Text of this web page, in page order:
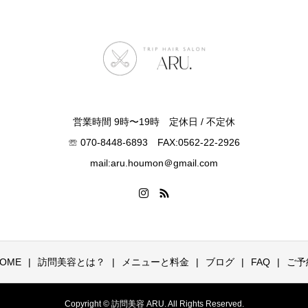
営業時間 9時〜19時 定休日 / 不定休
☏ 070-8448-6893 FAX:0562-22-2926
mail:aru.houmon＠gmail.com
訪問美容とは？ メニューと料金 ブログ FAQ ご
Copyright © 訪問美容 ARU. All Rights Reserved.